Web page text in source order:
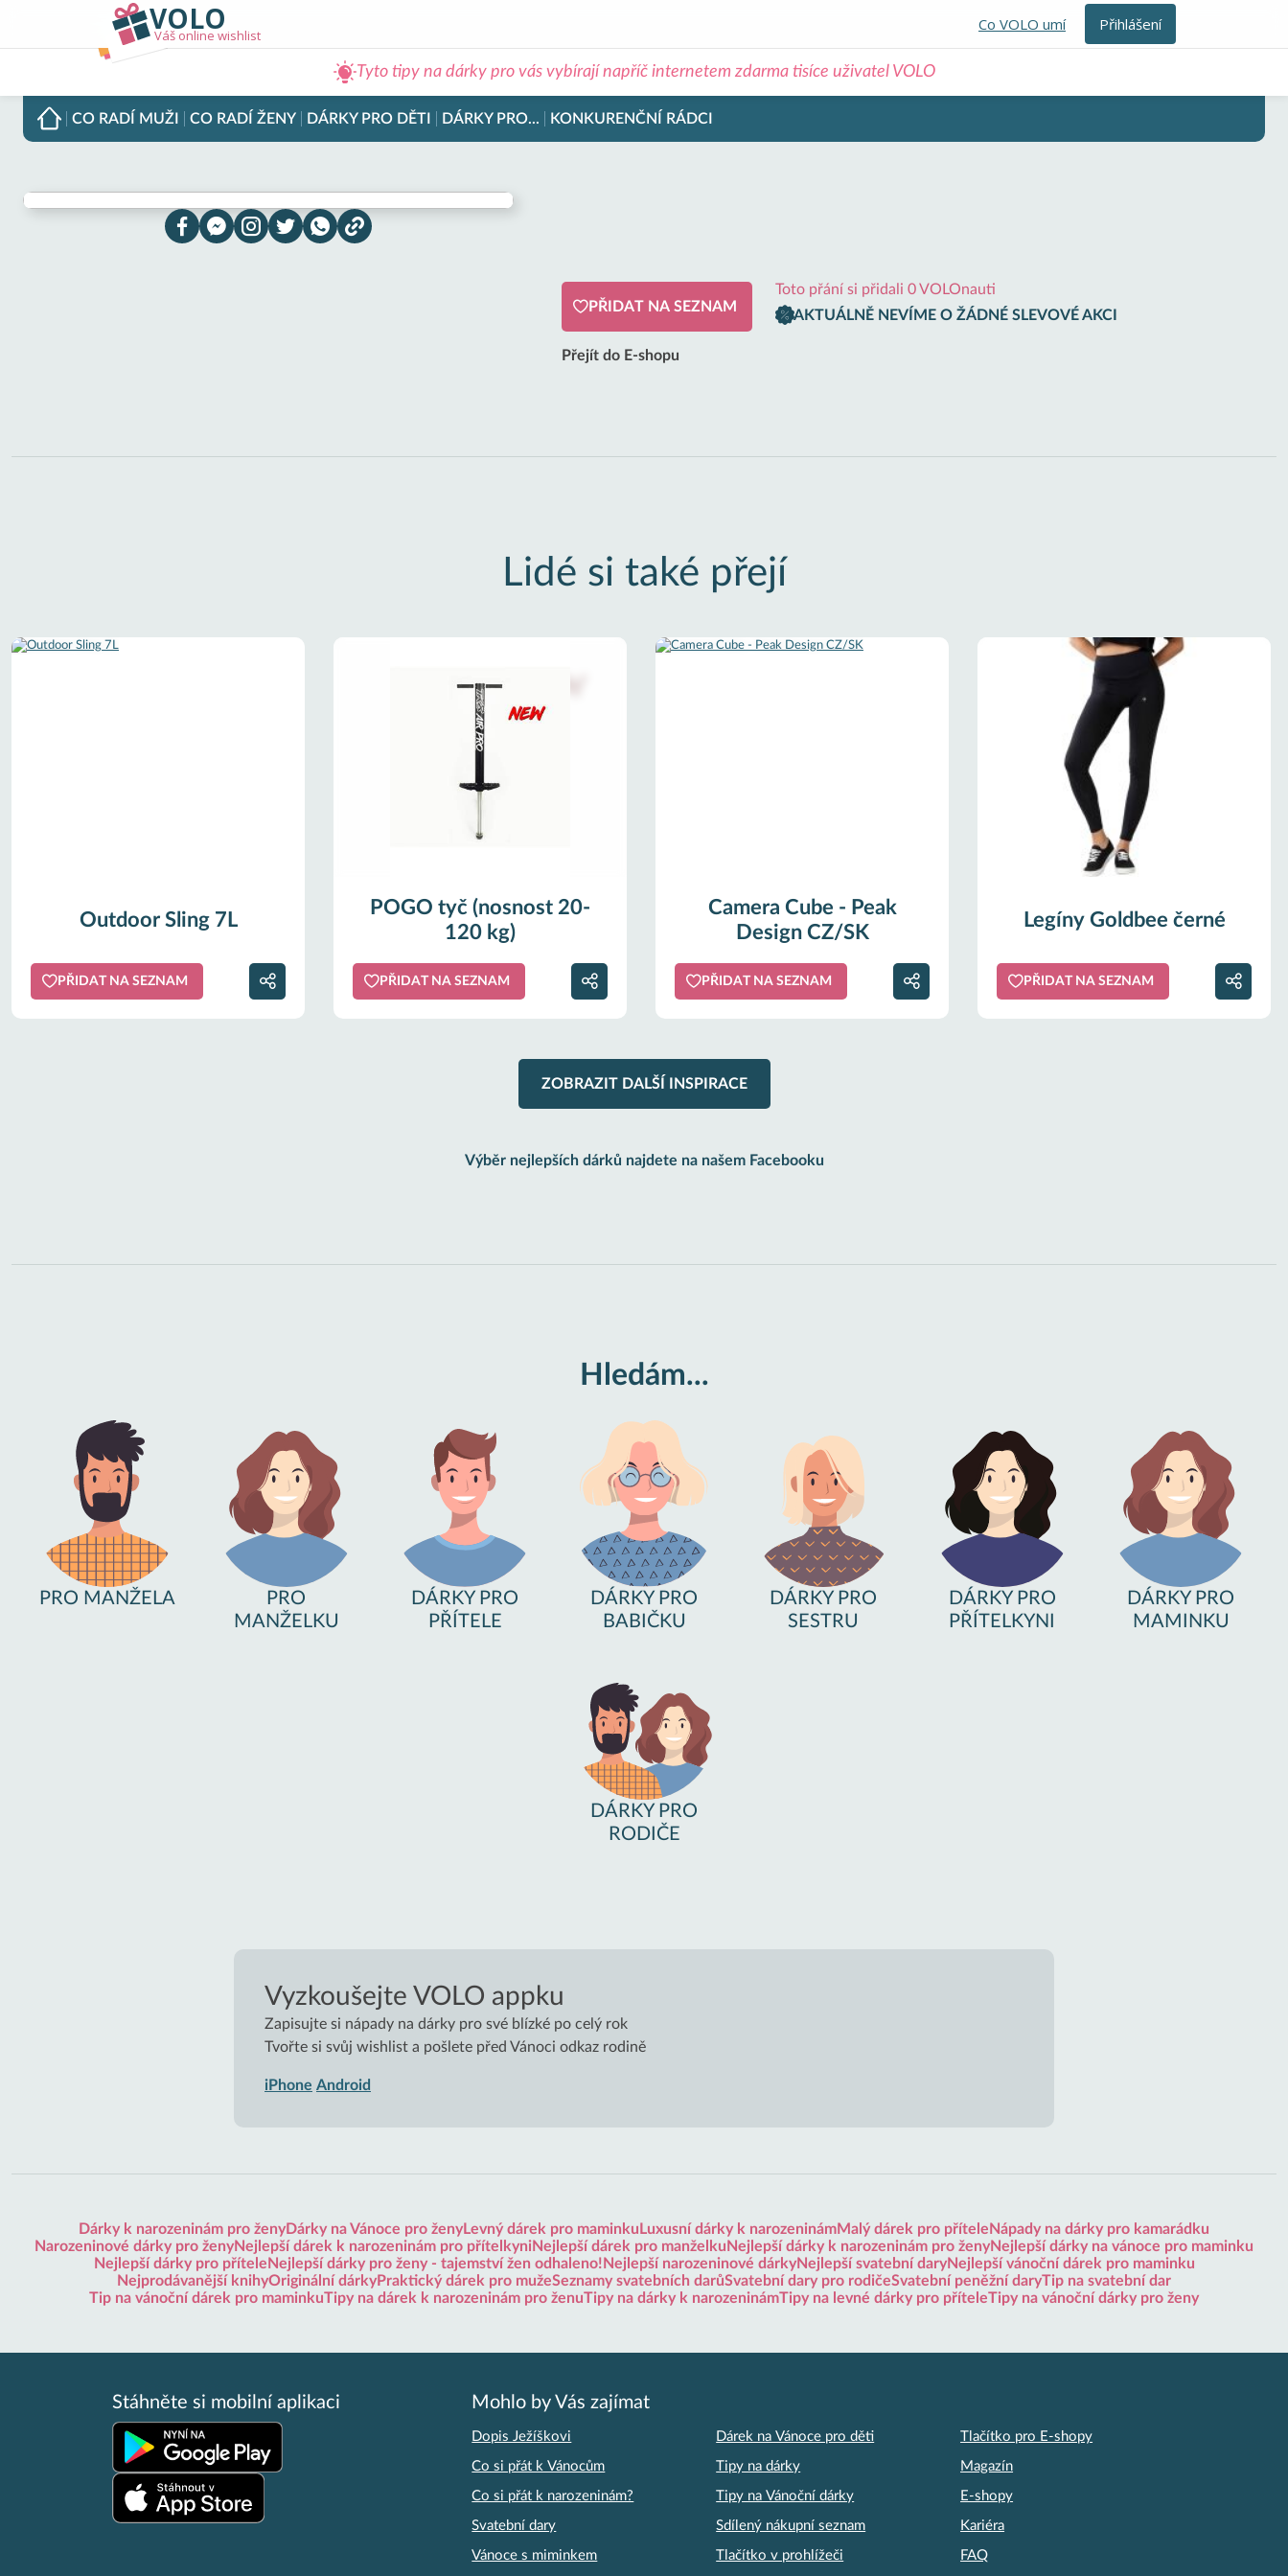
VOLO
Váš online wishlist
Co VOLO umí Přihlášení
Tyto tipy na dárky pro vás vybírají napříč internetem zdarma tisíce uživatel VOLO
CO RADÍ MUŽI CO RADÍ ŽENY DÁRKY PRO DĚTI DÁRKY PRO... KONKURENČNÍ RÁDCI
PŘIDAT NA SEZNAM
Toto přání si přidali 0 VOLOnauti
AKTUÁLNĚ NEVÍME O ŽÁDNÉ SLEVOVÉ AKCI
Přejít do E-shopu
Lidé si také přejí
Outdoor Sling 7L
PŘIDAT NA SEZNAM
POGO tyč (nosnost 20-
120 kg)
PŘIDAT NA SEZNAM
Camera Cube - Peak
Design CZ/SK
PŘIDAT NA SEZNAM
Legíny Goldbee černé
PŘIDAT NA SEZNAM
ZOBRAZIT DALŠÍ INSPIRACE
Výběr nejlepších dárků najdete na našem Facebooku
Hledám...
PRO MANŽELA
PRO
MANŽELKU
DÁRKY PRO
PŘÍTELE
DÁRKY PRO
BABIČKU
DÁRKY PRO
SESTRU
DÁRKY PRO
PŘÍTELKYNI
DÁRKY PRO
MAMINKU
DÁRKY PRO
RODIČE
Vyzkoušejte VOLO appku
Zapisujte si nápady na dárky pro své blízké po celý rok
Tvořte si svůj wishlist a pošlete před Vánoci odkaz rodině
iPhone Android
Dárky k narozeninám pro ženyDárky na Vánoce pro ženyLevný dárek pro maminku Luxusní dárky k narozeninámMalý dárek pro přítele Nápady na dárky pro kamarádku
Narozeninové dárky pro ženyNejlepší dárek k narozeninám pro přítelkyniNejlepší dárek pro manželku Nejlepší dárky k narozeninám pro ženyNejlepší dárky na vánoce pro maminku
Nejlepší dárky pro přítele Nejlepší dárky pro ženy - tajemství žen odhaleno! Nejlepší narozeninové dárkyNejlepší svatební daryNejlepší vánoční dárek pro maminku
Nejprodávanější knihyOriginální dárkyPraktický dárek pro mužeSeznamy svatebních darůSvatební dary pro rodičeSvatební peněžní daryTip na svatební dar
Tip na vánoční dárek pro maminkuTipy na dárek k narozeninám pro ženuTipy na dárky k narozeninámTipy na levné dárky pro příteleTipy na vánoční dárky pro ženy
Stáhněte si mobilní aplikaci Mohlo by Vás zajímat
Dopis Ježíškovi
Co si přát k Vánocům
Co si přát k narozeninám?
Svatební dary
Vánoce s miminkem
Dárek na Vánoce pro děti
Tipy na dárky
Tipy na Vánoční dárky
Sdílený nákupní seznam
Tlačítko v prohlížeči
Tlačítko pro E-shopy
Magazín
E-shopy
Kariéra
FAQ